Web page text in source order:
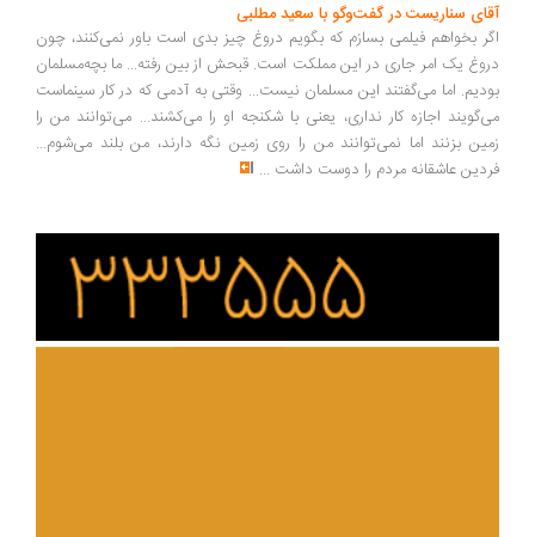
سناریست در گفت‌وگو با سعید مطلبی
بخواهم فیلمی بسازم که بگویم دروغ چیز بدی است باور نمی‌کنند، چون
یک امر جاری در این مملکت است. قبحش از بین رفته... ما بچه‌مسلمان
اما می‌گفتند این مسلمان نیست... وقتی به آدمی که در کار سینماست
اجازه کار نداری، یعنی با شکنجه او را می‌کشند... می‌توانند من را
بزنند اما نمی‌توانند من را روی زمین نگه دارند، من بلند می‌شوم...
عاشقانه مردم را دوست داشت ...